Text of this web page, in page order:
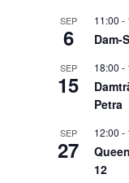
SEP
6
11:00 -
Dam-
SEP
15
18:00 -
Petra
SEP
27
12:00 -
12